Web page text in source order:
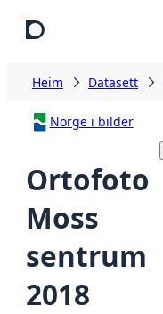
Heim Datasett
Norge i bilder
Ortofoto
Moss
sentrum
2018